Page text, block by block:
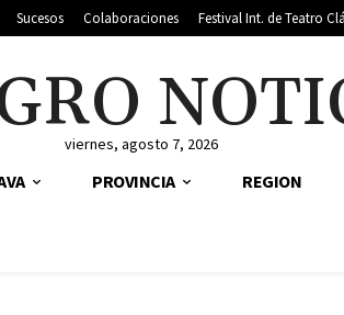
Sucesos Colaboraciones Festival Int. de Teatro
viernes, agosto 7, 2026
PROVINCIA REGION